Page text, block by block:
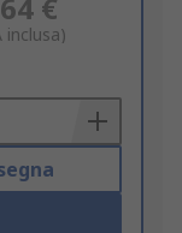
€
inclusa)